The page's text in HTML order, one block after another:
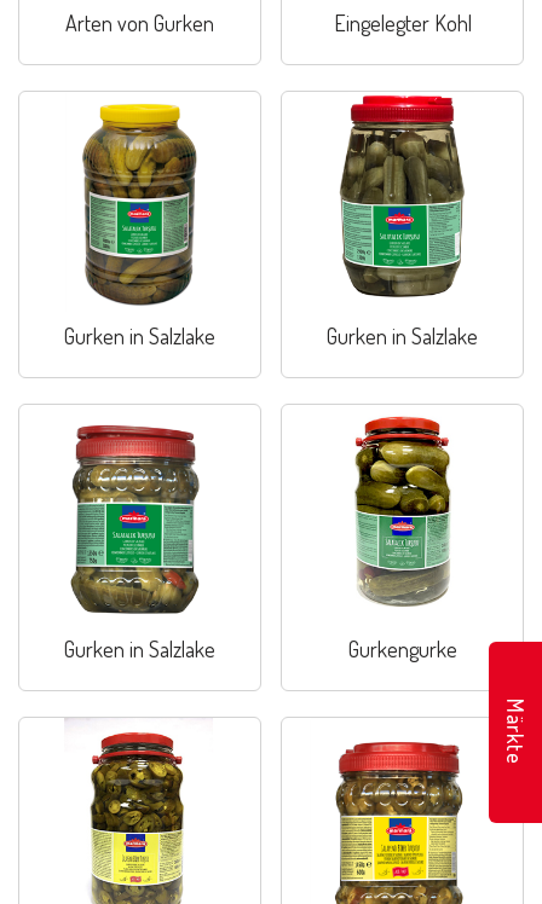
Arten von Gurken Eingelegter Kohl
Gurken in Salzlake Gurken in Salzlake
Gurken in Salzlake Gurkengurke
Märkte